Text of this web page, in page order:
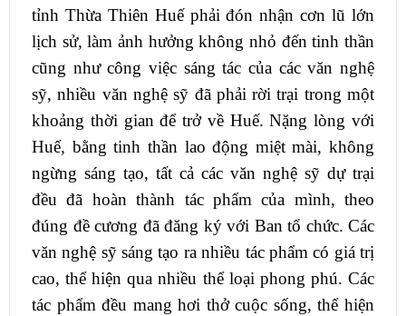
tỉnh Thừa Thiên Huế phải đón nhận cơn lũ lớn
lịch sử, làm ảnh hưởng không nhỏ đến tinh thần
cũng như công việc sáng tác của các văn nghệ
sỹ, nhiều văn nghệ sỹ đã phải rời trại trong một
khoảng thời gian để trở về Huế. Nặng lòng với
Huế, bằng tinh thần lao động miệt mài, không
ngừng sáng tạo, tất cả các văn nghệ sỹ dự trại
đều đã hoàn thành tác phẩm của mình, theo
đúng đề cương đã đăng ký với Ban tổ chức. Các
văn nghệ sỹ sáng tạo ra nhiều tác phẩm có giá trị
cao, thể hiện qua nhiều thể loại phong phú. Các
tác phẩm đều mang hơi thở cuộc sống, thể hiện